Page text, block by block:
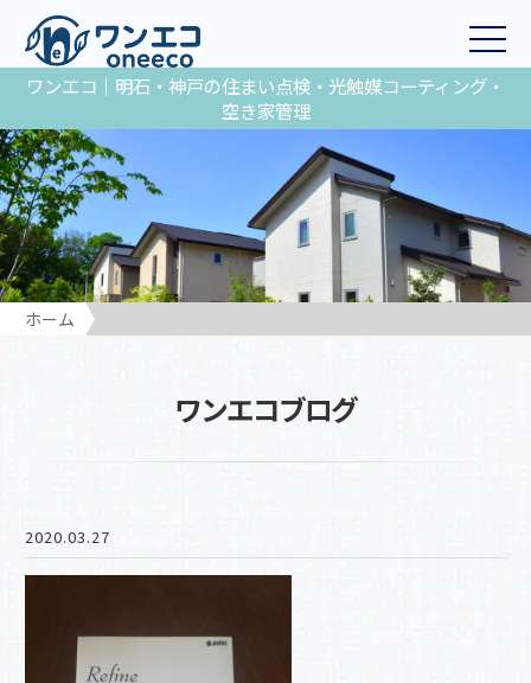
ワンエコ｜明石・神戸の住まい点検・光触媒コーティング・
空き家管理
ホーム
ワンエコブログ
2020.03.27